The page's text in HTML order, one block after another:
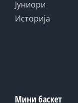
Јуниори
Историја
Мини баскет